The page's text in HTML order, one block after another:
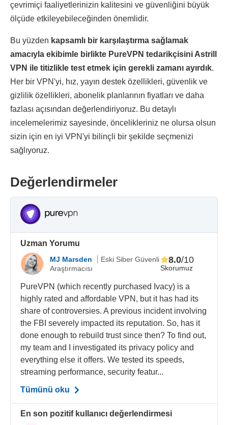
çevrimiçi faaliyetlerinizin kalitesini ve güvenliğini büyük
ölçüde etkileyebileceğinden önemlidir.
Bu yüzden kapsamlı bir karşılaştırma sağlamak
amacıyla ekibimle birlikte PureVPN tedarikçisini Astrill
VPN ile titizlikle test etmek için gerekli zamanı ayırdık.
Her bir VPN'yi, hız, yayın destek özellikleri, güvenlik ve
gizlilik özellikleri, abonelik planlarının fiyatları ve daha
fazlası açısından değerlendiriyoruz. Bu detaylı
incelemelerimiz sayesinde, öncelikleriniz ne olursa olsun
sizin için en iyi VPN'yi bilinçli bir şekilde seçmenizi
sağlıyoruz.
Değerlendirmeler
Uzman Yorumu
MJ Marsden
Eski Siber Güvenli
Araştırmacısı
Skorumuz
8.0/10
PureVPN (which recently purchased Ivacy) is a
highly rated and affordable VPN, but it has had its
share of controversies. A previous incident involving
the FBI severely impacted its reputation. So, has it
done enough to rebuild trust since then? To find out,
my team and I investigated its privacy policy and
everything else it offers. We tested its speeds,
streaming performance, security featur...
Tümünü oku
En son pozitif kullanıcı değerlendirmesi